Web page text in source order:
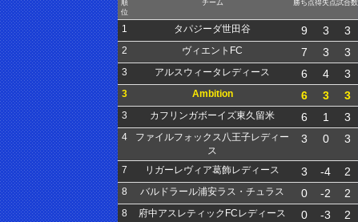
順
位
チーム 勝ち点得失点試合数
1 タパジーダ世田谷 9 3 3
2 ヴィエントFC 7 3 3
3 アルスウィータレディース 6 4 3
3 Ambition 6 3 3
3 カフリンガボーイズ東久留米 6 1 3
4
ファイルフォックス八王子レディー
ス
3 0 3
7 リガーレヴィア葛飾レディース 3 -4 2
8 バルドラール浦安ラス・チュラス 0 -2 2
8 府中アスレティックFCレディース 0 -3 2